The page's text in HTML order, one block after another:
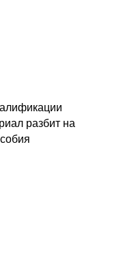
разбит на